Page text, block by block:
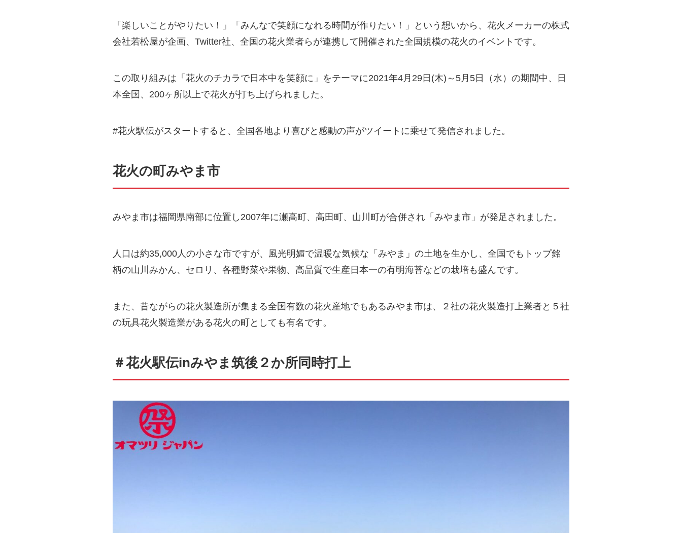
「楽しいことがやりたい！」「みんなで笑顔になれる時間が作りたい！」という想いから、花火メーカーの株式
会社若松屋が企画、Twitter社、全国の花火業者らが連携して開催された全国規模の花火のイベントです。
この取り組みは「花火のチカラで日本中を笑顔に」をテーマに2021年4月29日(木)～5月5日（水）の期間中、日
本全国、200ヶ所以上で花火が打ち上げられました。
#花火駅伝がスタートすると、全国各地より喜びと感動の声がツイートに乗せて発信されました。
花火の町みやま市
みやま市は福岡県南部に位置し2007年に瀬高町、高田町、山川町が合併され「みやま市」が発足されました。
人口は約35,000人の小さな市ですが、風光明媚で温暖な気候な「みやま」の土地を生かし、全国でもトップ銘
柄の山川みかん、セロリ、各種野菜や果物、高品質で生産日本一の有明海苔などの栽培も盛んです。
また、昔ながらの花火製造所が集まる全国有数の花火産地でもあるみやま市は、２社の花火製造打上業者と５社
の玩具花火製造業がある花火の町としても有名です。
＃花火駅伝inみやま筑後２か所同時打上